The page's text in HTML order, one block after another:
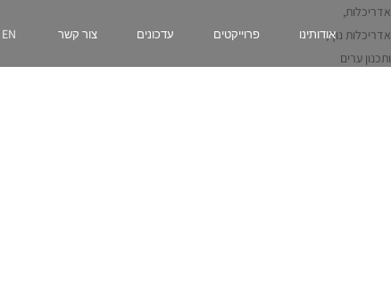
אודותינו פרוייקטים עדכונים צור קשר EN
אדריכלות,
אדריכלות נוף,
ותכנון ערים